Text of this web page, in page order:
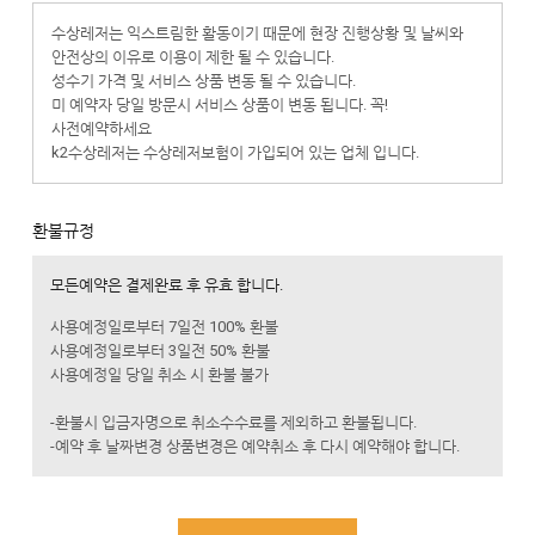
수상레저는 익스트림한 활동이기 때문에 현장 진행상황 및 날씨와
안전상의 이유로 이용이 제한 될 수 있습니다.
성수기 가격 및 서비스 상품 변동 될 수 있습니다.
미 예약자 당일 방문시 서비스 상품이 변동 됩니다. 꼭!
사전예약하세요
k2수상레저는 수상레저보험이 가입되어 있는 업체 입니다.
(k2수상레저 안에는 식당과 매점이 준비되어 있습니다)
안전사고 및 배설물 처리등의 민원에 따라 k2수상레저는
반려동물존이 마련되어 있습니다.
불편하시더라도 이 곳을 이용해주세요!!
환불규정
모든예약은 결제완료 후 유효 합니다.
사용예정일로부터 7일전 100% 환불
사용예정일로부터 3일전 50% 환불
사용예정일 당일 취소 시 환불 불가
-환불시 입금자명으로 취소수수료를 제외하고 환불됩니다.
-예약 후 날짜변경 상품변경은 예약취소 후 다시 예약해야 합니다.